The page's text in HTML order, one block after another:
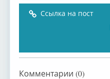
Ссылка на пост
Комментарии (0)